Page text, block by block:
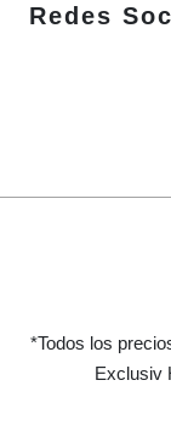
Redes
*Todos los
Exclusiv